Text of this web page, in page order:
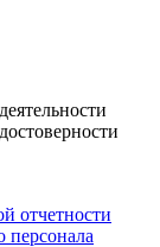
отчетности
персонала